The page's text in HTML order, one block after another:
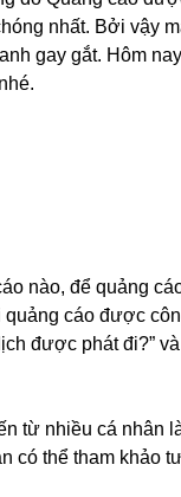
nhất. Bởi vậy
gay gắt. Hôm
nào, để quảng
cáo được
được phát đi?”
từ nhiều cá nhân
có thể tham khảo